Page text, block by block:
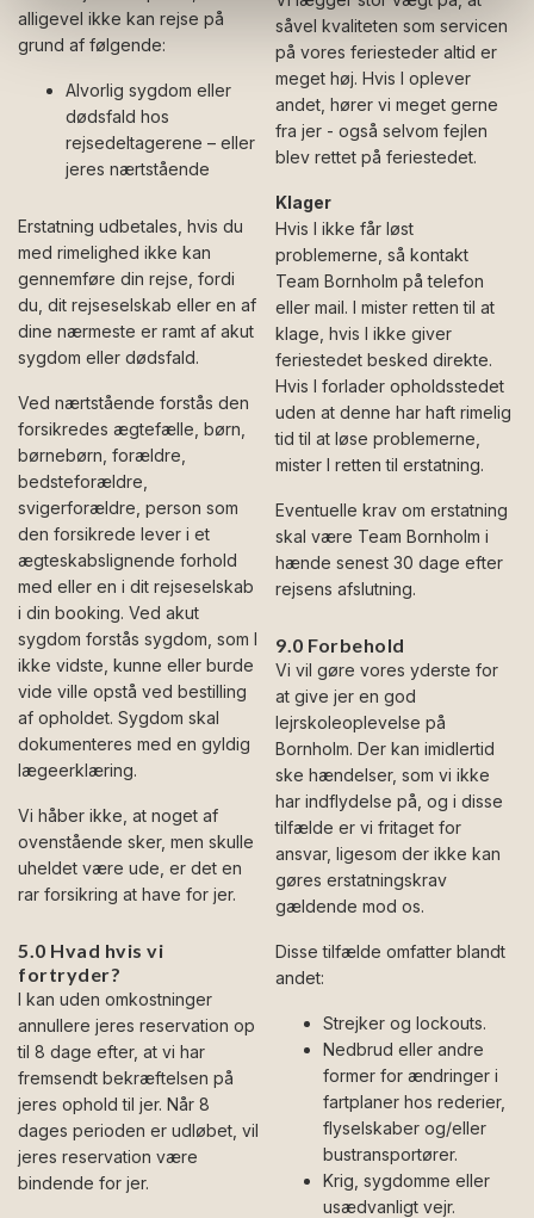
alligevel ikke kan rejse på
grund af følgende:
Alvorlig sygdom eller
dødsfald hos
rejsedeltagerene – eller
jeres nærtstående
Erstatning udbetales, hvis du
med rimelighed ikke kan
gennemføre din rejse, fordi
du, dit rejseselskab eller en af
dine nærmeste er ramt af akut
sygdom eller dødsfald.
Ved nærtstående forstås den
forsikredes ægtefælle, børn,
børnebørn, forældre,
bedsteforældre,
svigerforældre, person som
den forsikrede lever i et
ægteskabslignende forhold
med eller en i dit rejseselskab
i din booking. Ved akut
sygdom forstås sygdom, som I
ikke vidste, kunne eller burde
vide ville opstå ved bestilling
af opholdet. Sygdom skal
dokumenteres med en gyldig
lægeerklæring.
Vi håber ikke, at noget af
ovenstående sker, men skulle
uheldet være ude, er det en
rar forsikring at have for jer.
5.0 Hvad hvis vi
fortryder?
I kan uden omkostninger
annullere jeres reservation op
til 8 dage efter, at vi har
fremsendt bekræftelsen på
jeres ophold til jer. Når 8
dages perioden er udløbet, vil
jeres reservation være
bindende for jer.
såvel kvaliteten som servicen
på vores feriesteder altid er
meget høj. Hvis I oplever
andet, hører vi meget gerne
fra jer - også selvom fejlen
blev rettet på feriestedet.
Klager
Hvis I ikke får løst
problemerne, så kontakt
Team Bornholm på telefon
eller mail. I mister retten til at
klage, hvis I ikke giver
feriestedet besked direkte.
Hvis I forlader opholdsstedet
uden at denne har haft rimelig
tid til at løse problemerne,
mister I retten til erstatning.
Eventuelle krav om erstatning
skal være Team Bornholm i
hænde senest 30 dage efter
rejsens afslutning.
9.0 Forbehold
Vi vil gøre vores yderste for
at give jer en god
lejrskoleoplevelse på
Bornholm. Der kan imidlertid
ske hændelser, som vi ikke
har indflydelse på, og i disse
tilfælde er vi fritaget for
ansvar, ligesom der ikke kan
gøres erstatningskrav
gældende mod os.
Disse tilfælde omfatter blandt
andet:
Strejker og lockouts.
Nedbrud eller andre
former for ændringer i
fartplaner hos rederier,
flyselskaber og/eller
bustransportører.
Krig, sygdomme eller
usædvanligt vejr.